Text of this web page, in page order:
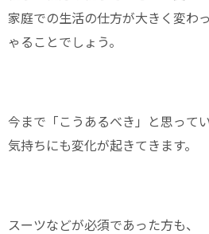
家庭での生活の仕方が大きく変わ
ゃることでしょう。
今まで「こうあるべき」と思って
気持ちにも変化が起きてきます。
スーツなどが必須であった方も、